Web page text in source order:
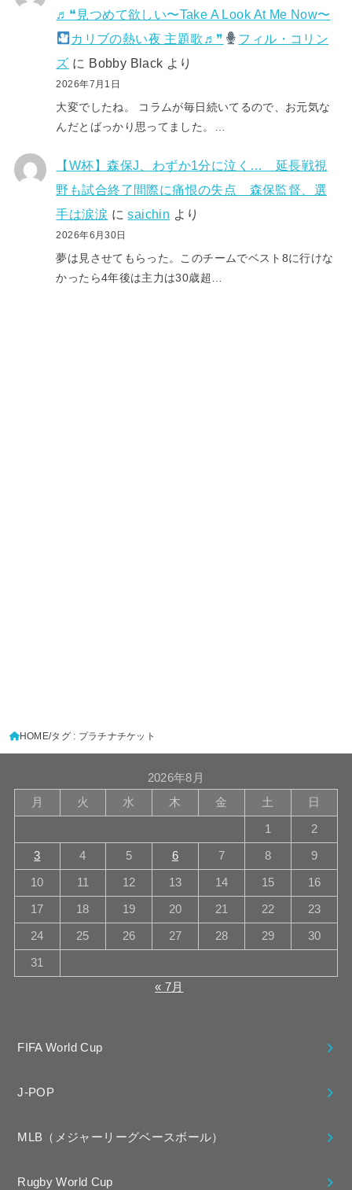
♬❝見つめて欲しい〜Take A Look At Me Now〜
カリブの熱い夜 主題歌♬❞
フィル・コリン
ズ に Bobby Black より
2026年7月1日
大変でしたね。 コラムが毎日続いてるので、お元気な
んだとばっかり思ってました。…
【W杯】森保J、わずか1分に泣く… 延長戦視
野も試合終了間際に痛恨の失点 森保監督、選
手は涙涙 にsaichin より
2026年6月30日
夢は見させてもらった。このチームでベスト8に行けな
かったら4年後は主力は30歳超…
HOME タグ : プラチナチケット
2026年8月
月
火 水 木 金 土 日
1 2
3 4 5 6 7 8 9
10 11 12 13 14 15 16
17 18 19 20 21 22 23
24 25 26 27 28 29 30
31
« 7月
FIFA World Cup
J-POP
MLB（メジャーリーグベースボール）
Rugby World Cup